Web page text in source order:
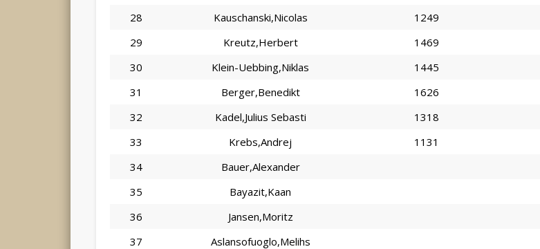
28
Kauschanski,Nicolas 1249
29
Kreutz,Herbert 1469
30
Klein-Uebbing,Niklas 1445
31
Berger,Benedikt 1626
32
Kadel,Julius Sebasti 1318
33
Krebs,Andrej 1131
34
Bauer,Alexander
35
Bayazit,Kaan
36
Jansen,Moritz
37
Aslansofuoglo,Melihs